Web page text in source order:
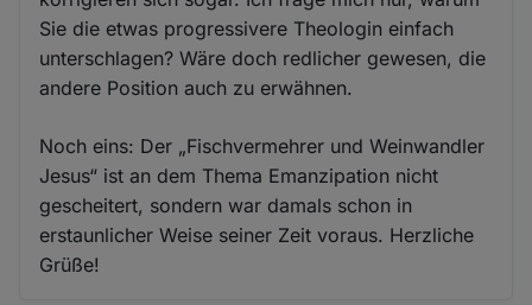
Sie die etwas progressivere Theologin einfach
unterschlagen? Wäre doch redlicher gewesen, die
andere Position auch zu erwähnen.
Noch eins: Der „Fischvermehrer und Weinwandler
Jesus“ ist an dem Thema Emanzipation nicht
gescheitert, sondern war damals schon in
erstaunlicher Weise seiner Zeit voraus. Herzliche
Grüße!